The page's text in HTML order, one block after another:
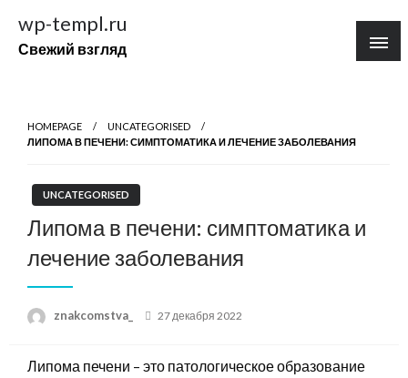
содержимому
wp-templ.ru
Свежий взгляд
HOMEPAGE
UNCATEGORISED
ЛИПОМА В ПЕЧЕНИ: СИМПТОМАТИКА И ЛЕЧЕНИЕ ЗАБОЛЕВАНИЯ
UNCATEGORISED
Липома в печени: симптоматика и
лечение заболевания
znakcomstva_
Posted
27 декабря 2022
Липома печени – это патологическое образование